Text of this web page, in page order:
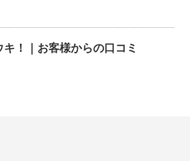
！｜お客様からの口コミ